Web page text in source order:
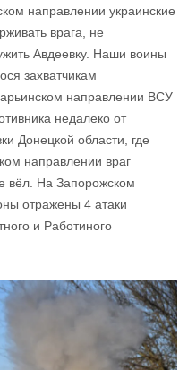
направлении украинские
врага, не
Авдеевку. Наши воины
захватчикам
направлении ВСУ
недалеко от
Донецкой области, где
направлении враг
вёл. На Запорожском
отражены 4 атаки
и Работиного